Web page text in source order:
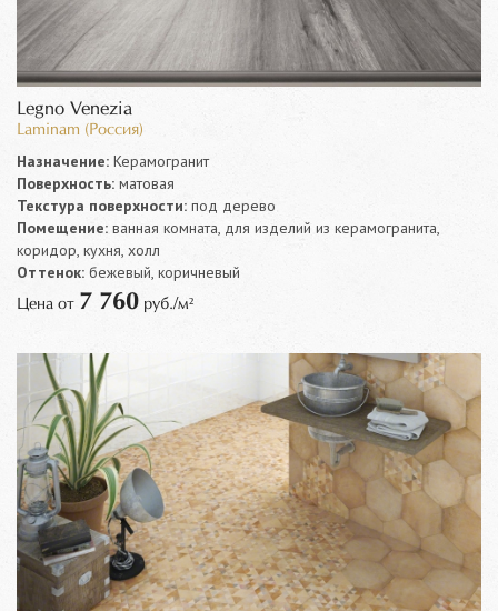
Legno Venezia
Laminam (Россия)
Назначение: Керамогранит
Поверхность: матовая
Текстура поверхности: под дерево
Помещение: ванная комната, для изделий из керамогранита,
коридор, кухня, холл
Оттенок: бежевый, коричневый
Цена от 7 760 руб./м²